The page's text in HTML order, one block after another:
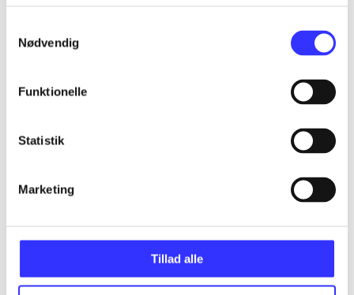
Nødvendig
Funktionelle
Statistik
Marketing
Tillad alle